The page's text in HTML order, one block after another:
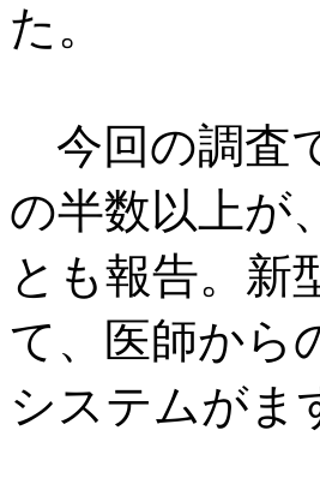
た。
今回の調査
の半数以上が
とも報告。新
て、医師から
システムがま